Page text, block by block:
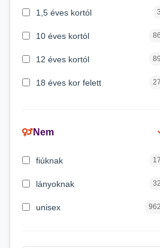
1,5 éves kortól 3
10 éves kortól 86
12 éves kortól 89
18 éves kor felett 27
3 éves kortól 200
7 éves kortól
Nem
fiúknak 17
lányoknak 32
unisex 962